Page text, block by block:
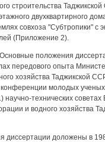
строительства
двухквартирного
совхоза "Субтропики" с
(Приложение 2).
положения
передового опыта
хозяйства Таджикской
конференции молодых
научно-технических
и водного хозяйства
диссертации доложены в